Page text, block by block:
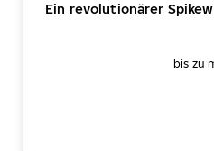
Ein revolutionärer
bis zu